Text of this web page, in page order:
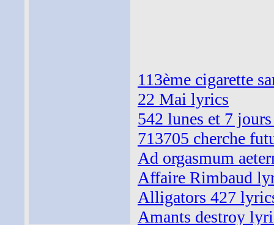
113ème cigarette
22 Mai lyrics
542 lunes et 7
713705 cherche
Ad orgasmum
Affaire Rimbaud
Alligators 427
Amants destroy